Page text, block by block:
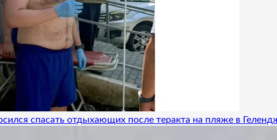
спасать отдыхающих после теракта на пляже в